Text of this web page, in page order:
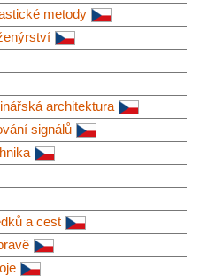
metody
architektura
signálů
a cest